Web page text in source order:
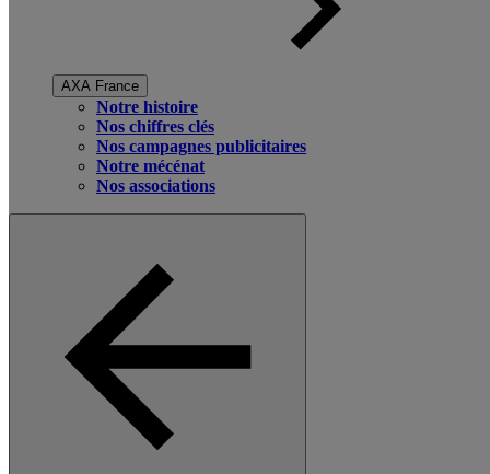
AXA France
Notre histoire
Nos chiffres clés
Nos campagnes publicitaires
Notre mécénat
Nos associations